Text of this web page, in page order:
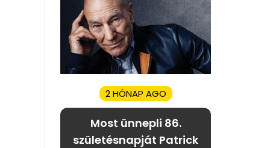
2 HÓNAP AGO
Most ünnepli 86.
születésnapját Patrick